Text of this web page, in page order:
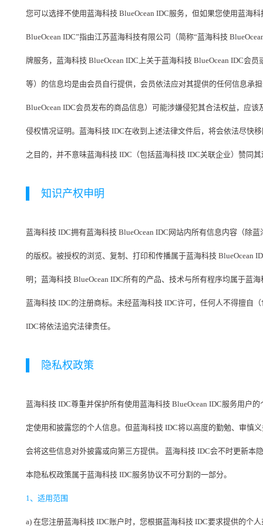
您可以选择不使用蓝海科技 BlueOcean IDC服务，但如果您使用蓝海
BlueOcean IDC”指由江苏蓝海科技有限公司（简称“蓝海科技
牌服务，蓝海科技 BlueOcean IDC上关于蓝海科技 BlueOcean IDC会
等）的信息均是由会员自行提供，会员依法应对其提供的任何信息承
BlueOcean IDC会员发布的商品信息）可能涉嫌侵犯其合法权益，应
侵权情况证明。蓝海科技 IDC在收到上述法律文件后，将会依法尽快
之目的，并不意味蓝海科技 IDC（包括蓝海科技 IDC关联企业）赞同
知识产权申明
蓝海科技 IDC拥有蓝海科技 BlueOcean IDC网站内所有信息内容（除
的版权。被授权的浏览、复制、打印和传播属于蓝海科技 BlueOcean
明；蓝海科技 BlueOcean IDC所有的产品、技术与所有程序均属于蓝
蓝海科技 IDC的注册商标。未经蓝海科技 IDC许可，任何人不得擅自
IDC将依法追究法律责任。
隐私权政策
蓝海科技 IDC尊重并保护所有使用蓝海科技 BlueOcean IDC服务用户
定使用和披露您的个人信息。但蓝海科技 IDC将以高度的勤勉、审慎
会将这些信息对外披露或向第三方提供。 蓝海科技 IDC会不时更新
本隐私权政策属于蓝海科技 IDC服务协议不可分割的一部分。
1、适用范围
a) 在您注册蓝海科技 IDC账户时，您根据蓝海科技 IDC要求提供的个